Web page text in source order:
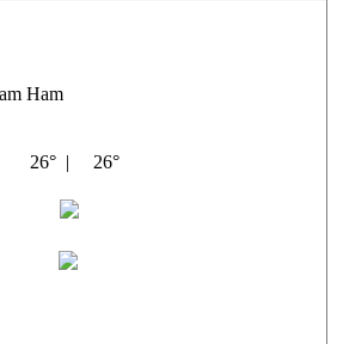
Ham
26° | 26°